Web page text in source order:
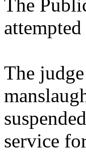
The
The
service